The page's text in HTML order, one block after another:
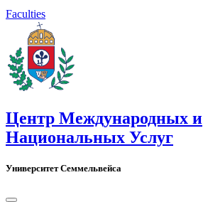
Faculties
Центр Международных и
Национальных Услуг
Университет Cеммельвейса